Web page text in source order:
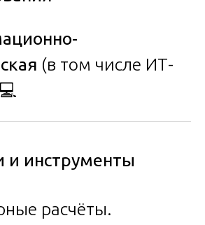
(в том числе ИТ-
и инструменты
расчёты.